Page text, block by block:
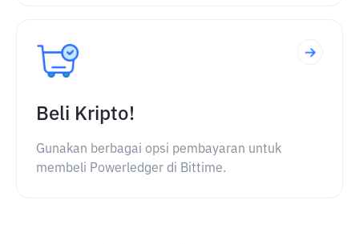
Beli Kripto!
Gunakan berbagai opsi pembayaran untuk
membeli Powerledger di Bittime.